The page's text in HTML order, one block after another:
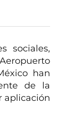
sociales,
han
de la
aplicación